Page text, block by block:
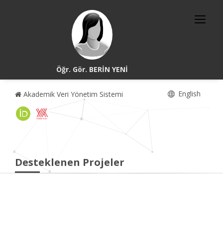
Öğr. Gör. BERİN YENİ
Akademik Veri Yönetim Sistemi English
Desteklenen Projeler